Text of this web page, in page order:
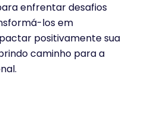
enfrentar desafios
los em
positivamente sua
caminho para a